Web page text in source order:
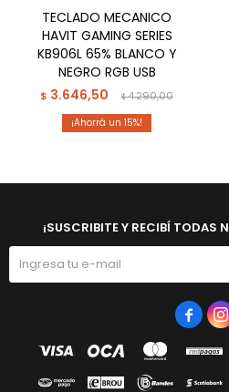
TECLADO MECANICO
HAVIT GAMING SERIES
KB906L 65% BLANCO Y
NEGRO RGB USB
$ 3.646,50 $4.290,00
15
¡SUSCRIBITE Y RECIBÍ TODAS
 